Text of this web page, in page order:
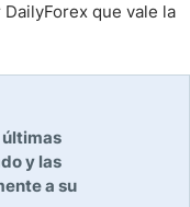
que vale la
últimas
y las
a su